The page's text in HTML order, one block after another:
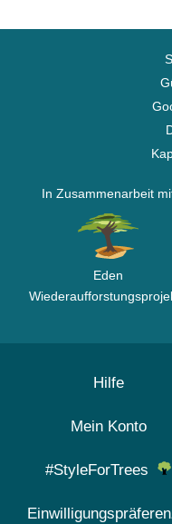
In Zusammenarbeit
Eden
Hilfe
Mein Konto
#StyleForTrees